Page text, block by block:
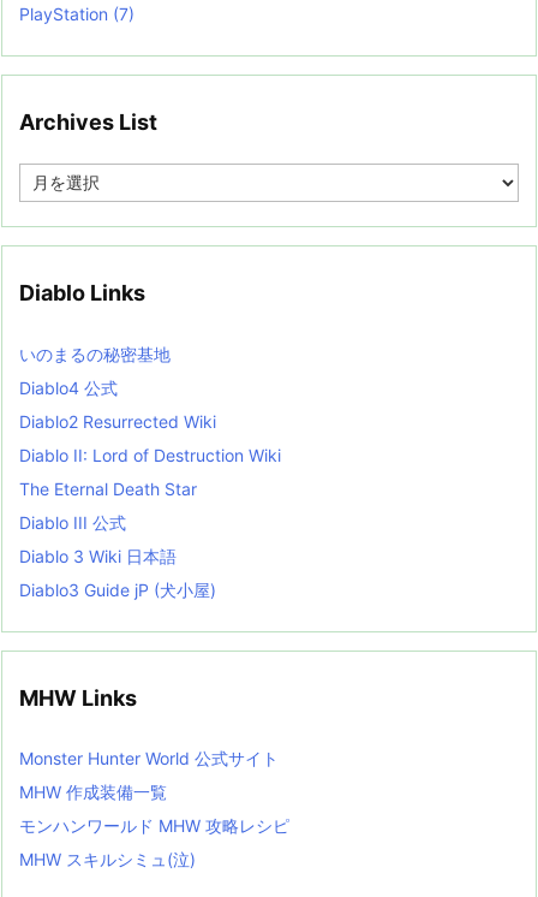
PlayStation (7)
Archives List
e
i
s
t
Diablo Links
いのまるの秘密基地
Diablo4 公式
Diablo2 Resurrected Wiki
Diablo II: Lord of Destruction Wiki
The Eternal Death Star
Diablo III 公式
Diablo 3 Wiki 日本語
Diablo3 Guide jP (犬小屋)
MHW Links
Monster Hunter World 公式サイト
MHW 作成装備一覧
モンハンワールド MHW 攻略レシピ
MHW スキルシミュ(泣)